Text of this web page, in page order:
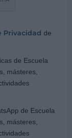
Privacidad de
de Escuela
másteres,
de Escuela
másteres,